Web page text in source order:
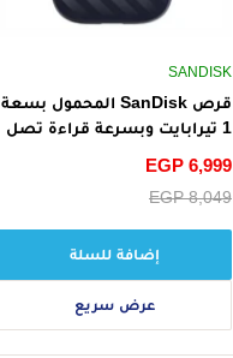
SANDISK
قرص SanDisk المحمول بسعة
1 تيرابايت وبسرعة قراءة تصل
سعر
EGP 6,999
سعر
EGP 8,049
إضافة للسلة
عرض سريع